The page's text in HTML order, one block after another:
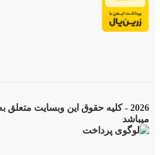
2026 - کلیه حقوق این وبسایت متعلق
میباشد